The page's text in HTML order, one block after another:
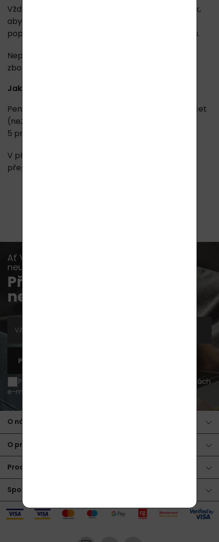
Vždy prosím použijte balící papír nebo karton tak,
aby nemohlo během přepravy dojít k polepení,
popsání či jinému znehodnocení původních obalů.
Neposílejte zboží na dobírku, doporučujeme vám
zboží pojistit.
Jak Vám vrátíme peníze?
Peníze vám budou vráceny pouze na bankovní účet
(nezapomeňte jej uvést) a to obvykle do
5 pracovních dnů od obdržení zásilky.
V případě vrácení zboží bude částka ponížena o
přepravní náklady (neplatí pro reklamace).
Ať Vám již žádná akce, novinka nebo rada
neunikne...
Přihlaste se k odběru
newsletterů
PŘIHLÁSIT SE K ODBĚRU
Přeji si být informován o novinkách a akčních nabídkách
e-mailem a souhlasím se
.
O nákupu
O produktech
Produkty
Spolupráce